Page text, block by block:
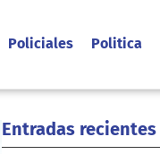
Policiales Politica
Entradas recientes